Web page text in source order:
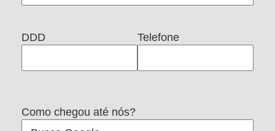
DDD Telefone
Como chegou até nós?